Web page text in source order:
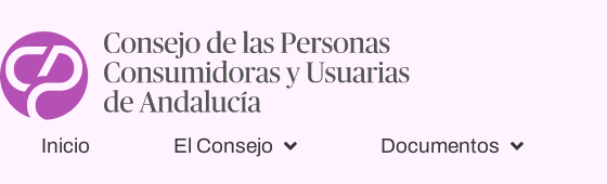
Inicio El Consejo Documentos